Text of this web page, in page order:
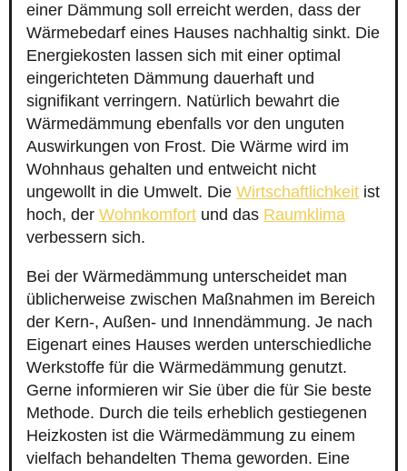
einer Dämmung soll erreicht werden, dass der
Wärmebedarf eines Hauses nachhaltig sinkt. Die
Energiekosten lassen sich mit einer optimal
eingerichteten Dämmung dauerhaft und
signifikant verringern. Natürlich bewahrt die
Wärmedämmung ebenfalls vor den unguten
Auswirkungen von Frost. Die Wärme wird im
Wohnhaus gehalten und entweicht nicht
ungewollt in die Umwelt. Die Wirtschaftlichkeit ist
hoch, der Wohnkomfort und das Raumklima
verbessern sich.
Bei der Wärmedämmung unterscheidet man
üblicherweise zwischen Maßnahmen im Bereich
der Kern-, Außen- und Innendämmung. Je nach
Eigenart eines Hauses werden unterschiedliche
Werkstoffe für die Wärmedämmung genutzt.
Gerne informieren wir Sie über die für Sie beste
Methode. Durch die teils erheblich gestiegenen
Heizkosten ist die Wärmedämmung zu einem
vielfach behandelten Thema geworden. Eine